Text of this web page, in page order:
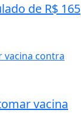
de R$ 165
vacina